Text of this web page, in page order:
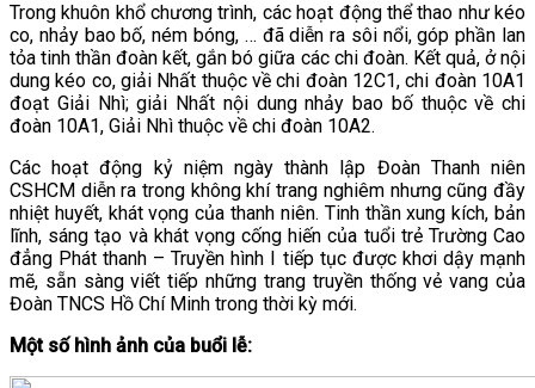
Trong khuôn khổ chương trình, các hoạt động thể thao như kéo
co, nhảy bao bố, ném bóng, … đã diễn ra sôi nổi, góp phần lan
tỏa tinh thần đoàn kết, gắn bó giữa các chi đoàn. Kết quả, ở nội
dung kéo co, giải Nhất thuộc về chi đoàn 12C1, chi đoàn 10A1
đoạt Giải Nhì; giải Nhất nội dung nhảy bao bố thuộc về chi
đoàn 10A1, Giải Nhì thuộc về chi đoàn 10A2.
Các hoạt động kỷ niệm ngày thành lập Đoàn Thanh niên
CSHCM diễn ra trong không khí trang nghiêm nhưng cũng đầy
nhiệt huyết, khát vọng của thanh niên. Tinh thần xung kích, bản
lĩnh, sáng tạo và khát vọng cống hiến của tuổi trẻ Trường Cao
đẳng Phát thanh – Truyền hình I tiếp tục được khơi dậy mạnh
mẽ, sẵn sàng viết tiếp những trang truyền thống vẻ vang của
Đoàn TNCS Hồ Chí Minh trong thời kỳ mới.
Một số hình ảnh của buổi lễ: